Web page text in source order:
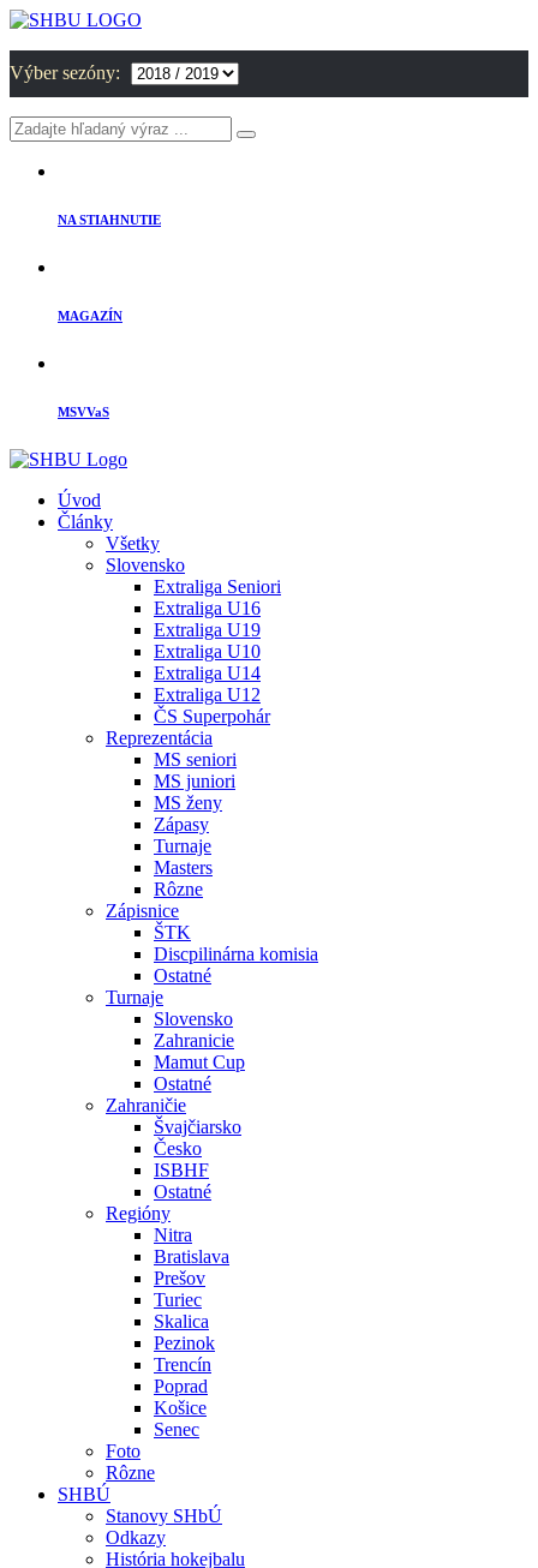
Výber sezóny:
NA STIAHNUTIE
MAGAZÍN
MSVVaS
Úvod
Články
Všetky
Slovensko
Extraliga Seniori
Extraliga U16
Extraliga U19
Extraliga U10
Extraliga U14
Extraliga U12
ČS Superpohár
Reprezentácia
MS seniori
MS juniori
MS ženy
Zápasy
Turnaje
Masters
Rôzne
Zápisnice
ŠTK
Discpilinárna komisia
Ostatné
Turnaje
Slovensko
Zahranicie
Mamut Cup
Ostatné
Zahraničie
Švajčiarsko
Česko
ISBHF
Ostatné
Regióny
Nitra
Bratislava
Prešov
Turiec
Skalica
Pezinok
Trencín
Poprad
Košice
Senec
Foto
Rôzne
SHBÚ
Stanovy SHbÚ
Odkazy
História hokejbalu